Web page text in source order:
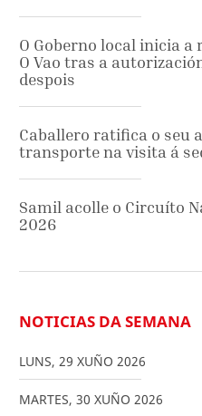
O Goberno local inicia a
O Vao tras a
despois
Caballero ratifica o seu
transporte na visita á
Samil acolle o Circuíto
2026
NOTICIAS DA SEMANA
LUNS, 29 XUÑO 2026
MARTES, 30 XUÑO 2026